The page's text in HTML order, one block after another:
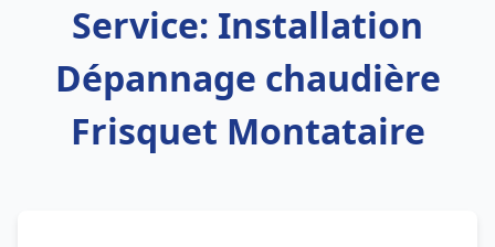
Service: Installation
Dépannage chaudière
Frisquet Montataire